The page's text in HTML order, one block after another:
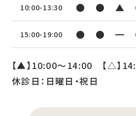
10:00-13:30 ● ● ▲
15:00-19:00 ● ● ━
【▲】10:00〜14:00 【△】
休診日：日曜日・祝日